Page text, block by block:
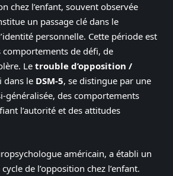
chez l’enfant, souvent observée
un passage clé dans le
personnelle. Cette période est
comportements de défi, de
Le trouble d’opposition /
dans le DSM-5, se distingue par une
généralisée, des comportements
l’autorité et des attitudes
américain, a établi un
de l’opposition chez l’enfant.